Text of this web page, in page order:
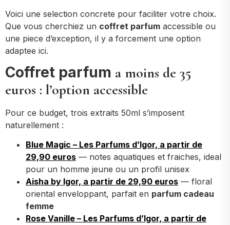
Voici une selection concrete pour faciliter votre choix.
Que vous cherchiez un coffret parfum accessible ou
une piece d’exception, il y a forcement une option
adaptee ici.
Coffret parfum a moins de 35
euros : l’option accessible
Pour ce budget, trois extraits 50ml s’imposent
naturellement :
Blue Magic – Les Parfums d’Igor, a partir de
29,90 euros — notes aquatiques et fraiches, ideal
pour un homme jeune ou un profil unisex
Aisha by Igor, a partir de 29,90 euros — floral
oriental enveloppant, parfait en parfum cadeau
femme
Rose Vanille – Les Parfums d’Igor, a partir de